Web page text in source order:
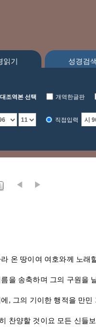
읽기 성경검색
대조역본 선택 개역한글판
직접입력
온 땅이여 여호와께 노래
을 송축하며 그의 구원을
, 그의 기이한 행적을 만
찬양할 것이요 모든 신들